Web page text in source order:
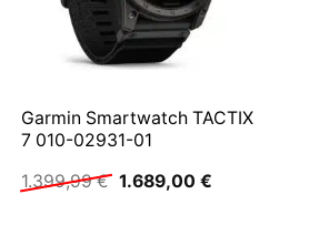
Garmin Smartwatch TACTIX
7 010-02931-01
1.399,99€ Ursprünglicher
1.689,00 €Aktueller